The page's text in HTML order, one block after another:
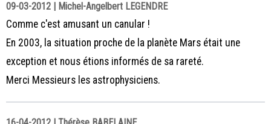
09-03-2012 | Michel-Angelbert LEGENDRE
Comme c'est amusant un canular !
En 2003, la situation proche de la planète Mars était une
exception et nous étions informés de sa rareté.
Merci Messieurs les astrophysiciens.